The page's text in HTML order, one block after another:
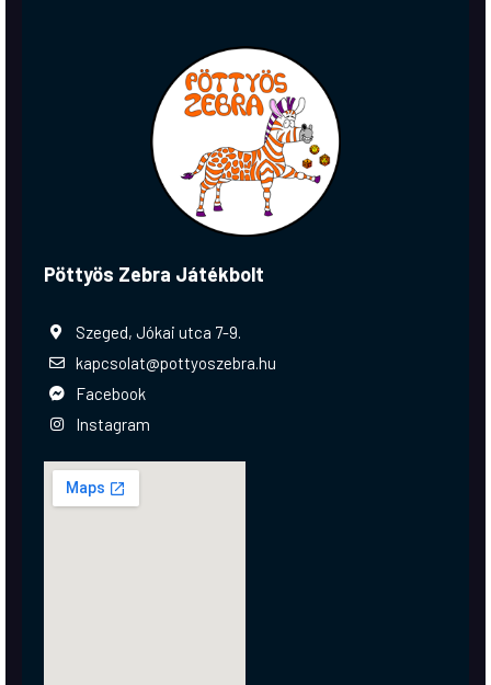
Pöttyös Zebra Játékbolt
Szeged, Jókai utca 7-9.
kapcsolat@pottyoszebra.hu
Facebook
Instagram